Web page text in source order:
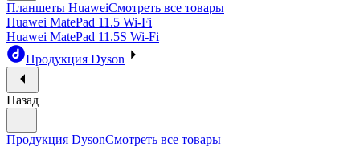
Планшеты HuaweiСмотреть все товары
Huawei MatePad 11.5 Wi-Fi
Huawei MatePad 11.5S Wi-Fi
Продукция Dyson
Назад
Продукция DysonСмотреть все товары